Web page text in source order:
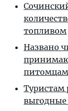
топливом
Названо
Туристам